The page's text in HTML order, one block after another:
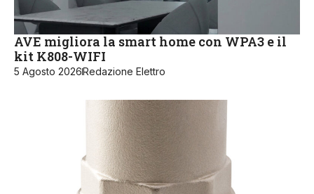
AVE migliora la smart home con WPA3 e il
kit K808-WIFI
5 Agosto 2026Redazione Elettro